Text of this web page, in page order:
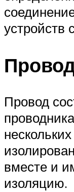
устройств
Провод
вместе и
изоляцию.